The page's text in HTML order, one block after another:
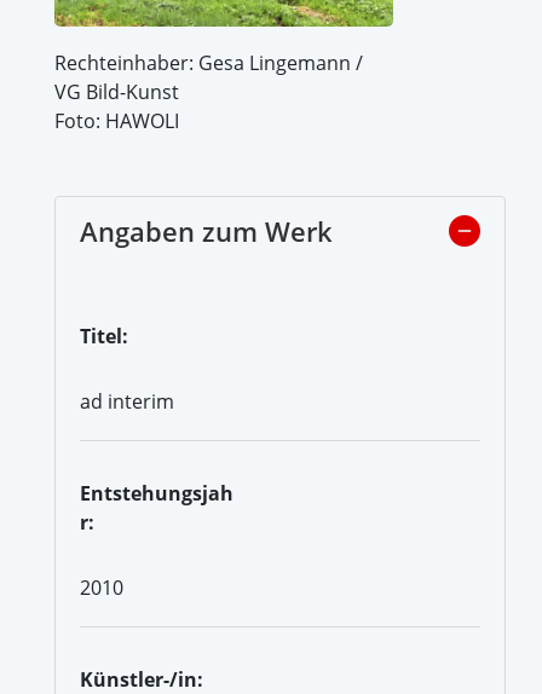
Rechteinhaber: Gesa Lingemann /
VG Bild-Kunst
Foto: HAWOLI
Angaben zum Werk
Titel:
ad interim
Entstehungsjah
r:
2010
Künstler-/in: